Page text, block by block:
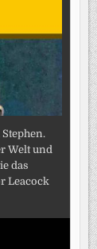
Welt und
das
Leacock